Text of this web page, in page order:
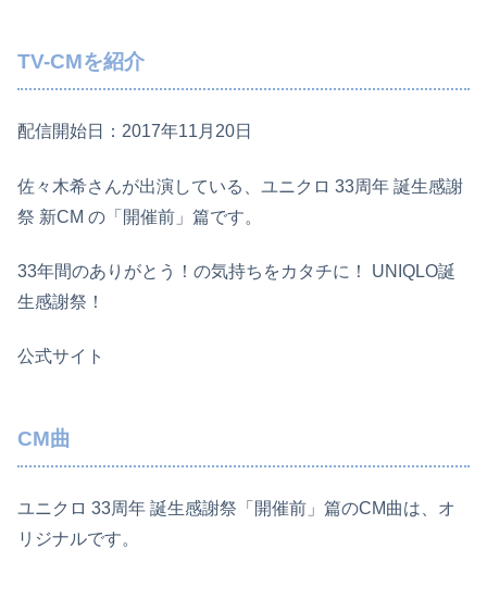
TV-CMを紹介
配信開始日：2017年11月20日
佐々木希さんが出演している、ユニクロ 33周年 誕生感謝
祭 新CM の「開催前」篇です。
33年間のありがとう！の気持ちをカタチに！ UNIQLO誕
生感謝祭！
公式サイト
CM曲
ユニクロ 33周年 誕生感謝祭「開催前」篇のCM曲は、オ
リジナルです。